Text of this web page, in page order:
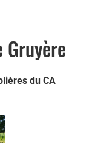
du CA